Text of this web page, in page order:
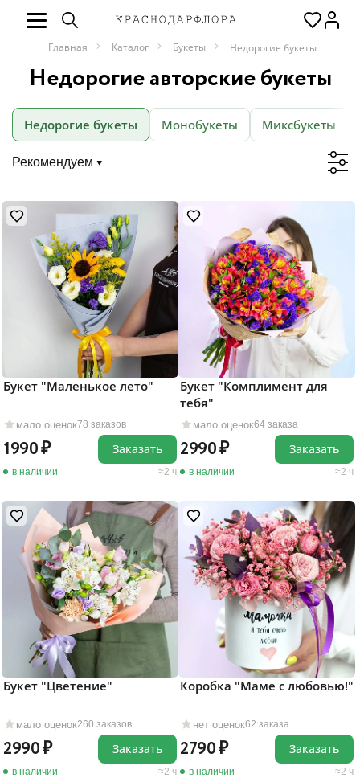
Главная Каталог Букеты Недорогие букеты
Недорогие авторские букеты
Недорогие букеты Монобукеты Миксбукеты
Рекомендуем
мало оценок78 заказов
Букет "Маленькое лето"
1990
в наличии 2 ч
Заказать
мало оценок64 заказа
Букет "Комплимент для
тебя"
2990
в наличии 2 ч
Заказать
мало оценок260 заказов
Букет "Цветение"
2990
в наличии 2 ч
Заказать
нет оценок62 заказа
Коробка "Маме с любовью!"
2790
в наличии 2 ч
Заказать